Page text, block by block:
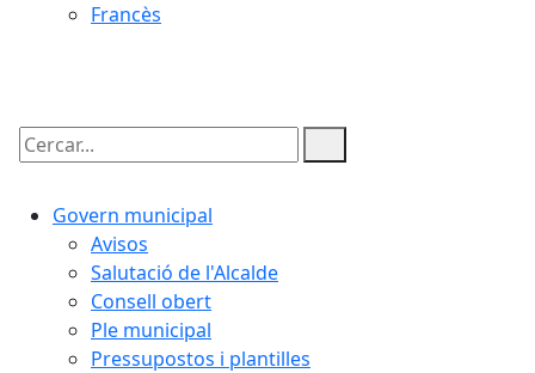
Francès
Cercar:
Govern municipal
Avisos
Salutació de l'Alcalde
Consell obert
Ple municipal
Pressupostos i plantilles